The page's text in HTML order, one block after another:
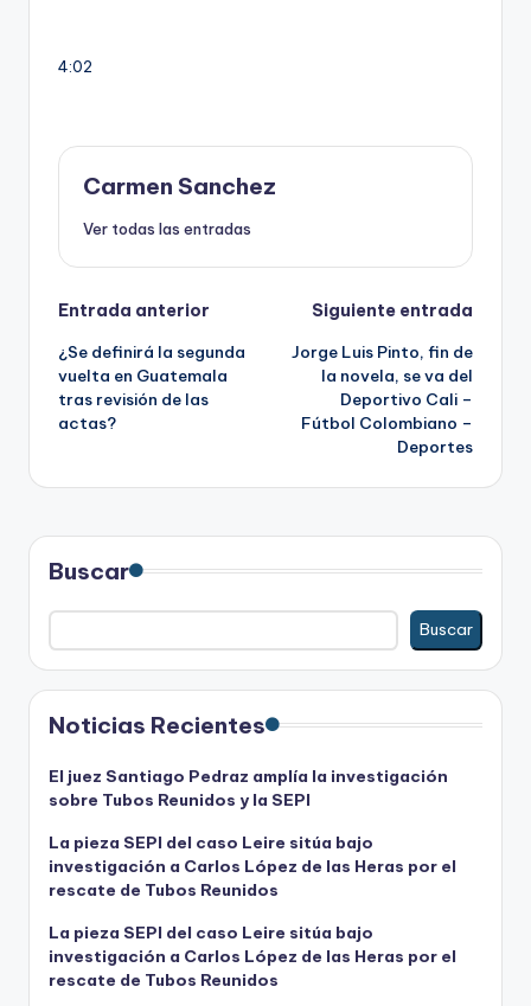
4:02
Carmen Sanchez
Ver todas las entradas
Navegación
de
entradas
Entrada anterior
¿Se definirá la segunda
vuelta en Guatemala
tras revisión de las
actas?
Siguiente entrada
Jorge Luis Pinto, fin de
la novela, se va del
Deportivo Cali –
Fútbol Colombiano –
Deportes
Buscar
Buscar
Noticias Recientes
El juez Santiago Pedraz amplía la investigación
sobre Tubos Reunidos y la SEPI
La pieza SEPI del caso Leire sitúa bajo
investigación a Carlos López de las Heras por el
rescate de Tubos Reunidos
La pieza SEPI del caso Leire sitúa bajo
investigación a Carlos López de las Heras por el
rescate de Tubos Reunidos